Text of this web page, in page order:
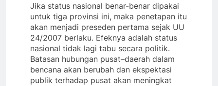
Jika status nasional benar-benar dipakai
untuk tiga provinsi ini, maka penetapan itu
akan menjadi preseden pertama sejak UU
24/2007 berlaku. Efeknya adalah status
nasional tidak lagi tabu secara politik.
Batasan hubungan pusat–daerah dalam
bencana akan berubah dan ekspektasi
publik terhadap pusat akan meningkat